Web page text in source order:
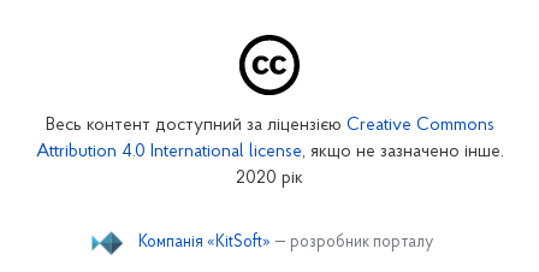
Кіровоградське відділення
Миколаївське відділення
Весь контент доступний за ліцензією Creative Commons
Attribution 4.0 International license, якщо не зазначено інше.
2020 рік
Компанія «KitSoft» — розробник порталу